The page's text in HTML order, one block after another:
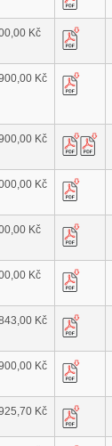
Kč
Kč
Kč
Kč
Kč
Kč
Kč
Kč
Kč